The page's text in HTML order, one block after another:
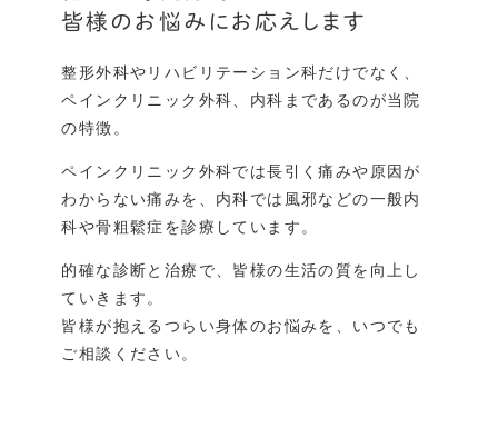
皆様のお悩みにお応えします
整形外科やリハビリテーション科だけでなく、
ペインクリニック外科、内科まであるのが当院
の特徴。
ペインクリニック外科では長引く痛みや原因が
わからない痛みを、内科では風邪などの一般内
科や骨粗鬆症を診療しています。
的確な診断と治療で、皆様の生活の質を向上し
ていきます。
皆様が抱えるつらい身体のお悩みを、いつでも
ご相談ください。